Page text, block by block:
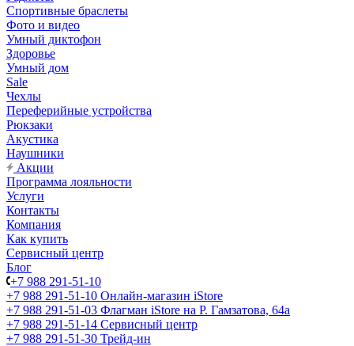
Спортивные браслеты
Фото и видео
Умный диктофон
Здоровье
Умный дом
Sale
Чехлы
Переферийные устройства
Рюкзаки
Акустика
Наушники
Акции
Программа лояльности
Услуги
Контакты
Компания
Как купить
Сервисный центр
Блог
+7 988 291-51-10
+7 988 291-51-10 Онлайн-магазин iStore
+7 988 291-51-03 Флагман iStore на Р. Гамзатова, 64а
+7 988 291-51-14 Сервисный центр
+7 988 291-51-30 Трейд-ин